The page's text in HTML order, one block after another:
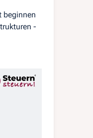
beginnen
-